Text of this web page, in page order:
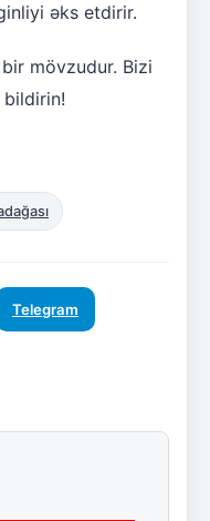
əks etdirir.
mövzudur. Bizi
Telegram